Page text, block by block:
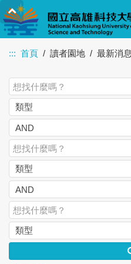
教職員 學生
::: 首頁 讀者園地 最新消息